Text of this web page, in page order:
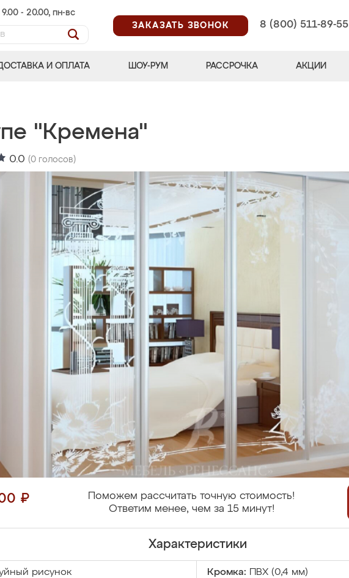
- 20.00, пн-вс
ЗАКАЗАТЬ ЗВОНОК
8 (800) 511-89-55
И ОПЛАТА ШОУ-РУМ РАССРОЧКА АКЦИИ
"Кремена"
0.0 (0 голосов)
₽
Поможем рассчитать точную стоимость!
Ответим менее, чем за 15 минут!
Характеристики
рисунок Кромка: ПВХ (0,4 мм)